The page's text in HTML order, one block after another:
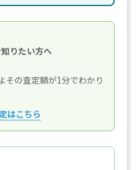
りたい方へ
その査定額が1分でわかり
はこちら